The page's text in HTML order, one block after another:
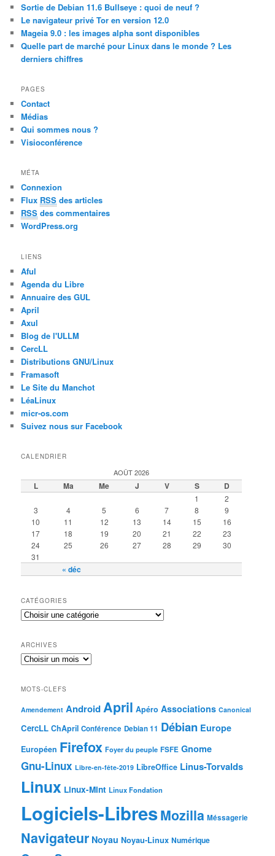
h
Sortie de Debian 11.6 Bullseye : quoi de neuf ?
Le navigateur privé Tor en version 12.0
Mageia 9.0 : les images alpha sont disponibles
Quelle part de marché pour Linux dans le monde ? Les
derniers chiffres
PAGES
Contact
Médias
Qui sommes nous ?
Visioconférence
MÉTA
Connexion
Flux RSS des articles
RSS des commentaires
WordPress.org
LIENS
Aful
Agenda du Libre
Annuaire des GUL
April
Axul
Blog de l'ULLM
CercLL
Distributions GNU/Linux
Framasoft
Le Site du Manchot
LéaLinux
micr-os.com
Suivez nous sur Facebook
CALENDRIER
AOÛT 2026
L Ma Me J V S D
« déc
1
2
3
4 5 6 7 8
9
10
11 12 13 14 15
16
17
18 19 20 21 22
23
24
25 26 27 28 29
30
31
CATÉGORIES
ARCHIVES
MOTS-CLEFS
Amendement AndroidApril Apéro Associations Canonical
CercLL ChApril Conférence Debian 11 Débian Europe
Européen Firefox Foyer du peuple FSFE Gnome
Gnu-Linux Libre-en-fête-2019 LibreOffice Linus-Torvalds
Linux Linux-Mint Linux Fondation
Logiciels-LibresMozilla Méssagerie
Navigateur Noyau Noyau-Linux Numérique